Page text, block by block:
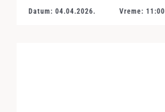
Datum: 04.04.2026. Vreme: 11:00